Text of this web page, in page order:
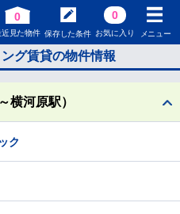
0
近見た物件 保存した条件
0
お気に入り メニュー
グ賃貸の物件情報
横河原駅）
ク